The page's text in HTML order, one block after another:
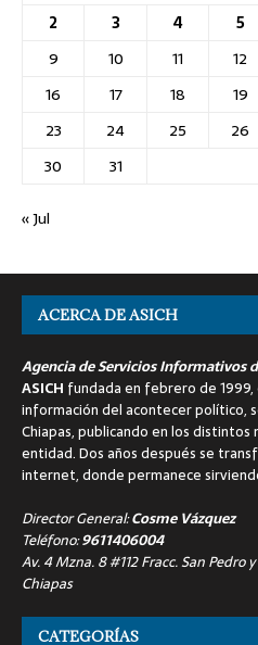
2
3 4 5
9
10 11 12
16
17 18 19
23
24 25 26
30
31
« Jul
ACERCA DE ASICH
Agencia de Servicios Informativos
ASICH fundada en febrero de
información del acontecer político,
Chiapas, publicando en los distintos
entidad. Dos años después se
internet, donde permanece
Director General:Cosme Vázquez
Teléfono:9611406004
Av. 4 Mzna. 8 #112 Fracc. San Pedro
Chiapas
CATEGORÍAS